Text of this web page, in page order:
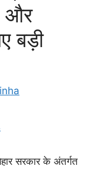
और
बड़ी
सरकार के अंतर्गत